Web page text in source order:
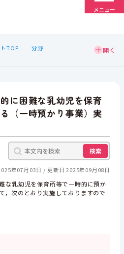
メニュー
TOP
分野
に困難な乳幼児を保育
（一時預かり事業）実
検索
年07月03日 更新日 2025年09月08日
な乳幼児を保育所等で一時的に預か
，次のとおり実施しておりますので